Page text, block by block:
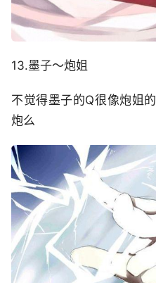
13.墨子～炮姐
不觉得墨子的Q很像炮姐
炮么